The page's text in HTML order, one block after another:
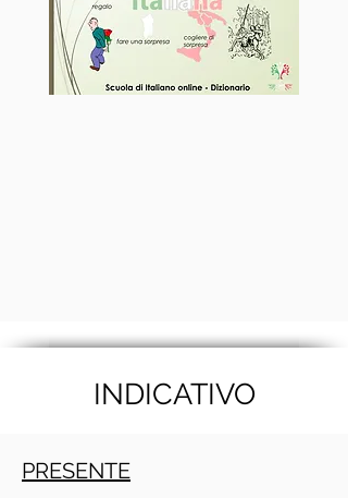
INDICATIVO
PRESENTE